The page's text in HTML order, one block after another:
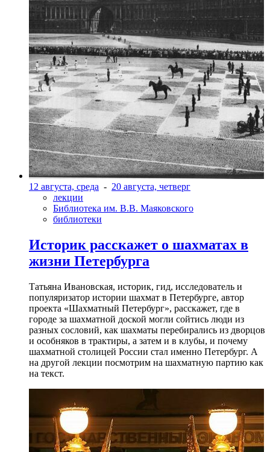
12 августа, среда - 20 августа, четверг
лекции
Библиотека им. В.В. Маяковского
библиотеки
Историк расскажет о шахматах в
жизни Петербурга
Татьяна Ивановская, историк, гид, исследователь и
популяризатор истории шахмат в Петербурге, автор
проекта «Шахматный Петербург», расскажет, где в
городе за шахматной доской могли сойтись люди из
разных сословий, как шахматы перебирались из дворцов
и особняков в трактиры, а затем и в клубы, и почему
шахматной столицей России стал именно Петербург. А
на другой лекции посмотрим на шахматную партию как
на текст.